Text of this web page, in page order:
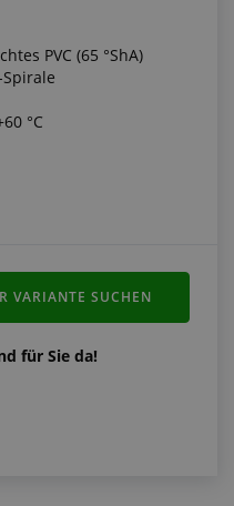
PVC (65 °ShA)
°C
für Sie da!
VARIANTE SUCHEN